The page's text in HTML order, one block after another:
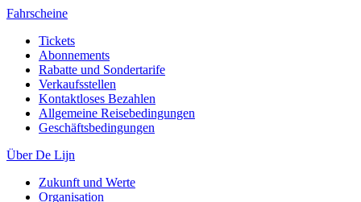
Fahrscheine
Tickets
Abonnements
Rabatte und Sondertarife
Verkaufsstellen
Kontaktloses Bezahlen
Allgemeine Reisebedingungen
Geschäftsbedingungen
Über De Lijn
Zukunft und Werte
Organisation